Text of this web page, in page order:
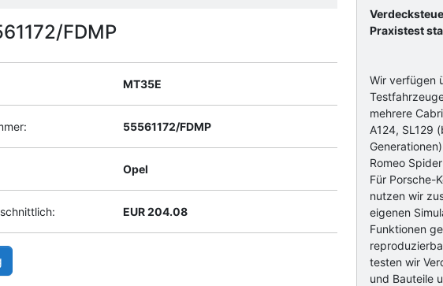
FDMP
MT35E
55561172/FDMP
Opel
EUR 204.08
Praxistest
Wir verfügen
mehrere
A124, SL129
Romeo
Für Porsche-
nutzen wir
eigenen
Funktionen
testen wir
und Bauteile